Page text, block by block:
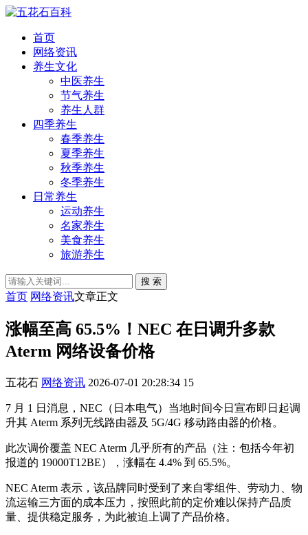
首页
网络资讯
养生文化
中医养生
节气养生
养生人群
四季养生
春季养生
夏季养生
秋季养生
冬季养生
日常养生
运动养生
名家养生
美食养生
旅游养生
搜 索
首页 网络资讯文章正文
涨幅至高 65.5%！NEC 在日调升多款
Aterm 网络设备价格
五花石 网络资讯 2026-07-01 20:28:34 15
7 月 1 日消息，NEC（日本电气）当地时间今日宣布即日起调
升其 Aterm 系列无线路由器及 5G/4G 移动路由器的价格。
此次调价覆盖 NEC Aterm 几乎所有的产品（注：包括今年初
报道的 19000T12BE），涨幅在 4.4% 到 65.5%。
NEC Aterm 表示，该品牌同时受到了来自零组件、劳动力、物
流运输三方面的成本压力，按照此前的定价难以保持产品质
量、提供稳定服务，为此被迫上调了产品价格。